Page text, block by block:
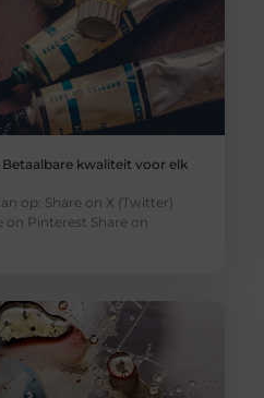
kwaliteit voor elk
op: Share on X (Twitter)
on Pinterest Share on